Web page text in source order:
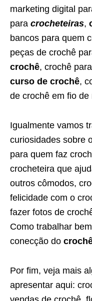
marketing digital
para crocheteiras,
bancos para quem
peças de crochê
crochê, crochê
curso de crochê,
de crochê em fio de
Igualmente vamos
curiosidades sobre
para quem faz
crocheteira que
outros cômodos,
felicidade com o
fazer fotos de
Como trabalhar
conecção do
Por fim, veja mais
apresentar aqui: